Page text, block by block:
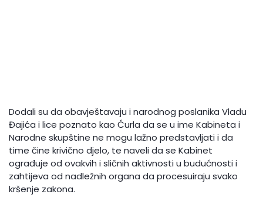
Dodali su da obavještavaju i narodnog poslanika Vladu
Đajića i lice poznato kao Ćurla da se u ime Kabineta i
Narodne skupštine ne mogu lažno predstavljati i da
time čine krivično djelo, te naveli da se Kabinet
ograđuje od ovakvih i sličnih aktivnosti u budućnosti i
zahtijeva od nadležnih organa da procesuiraju svako
kršenje zakona.